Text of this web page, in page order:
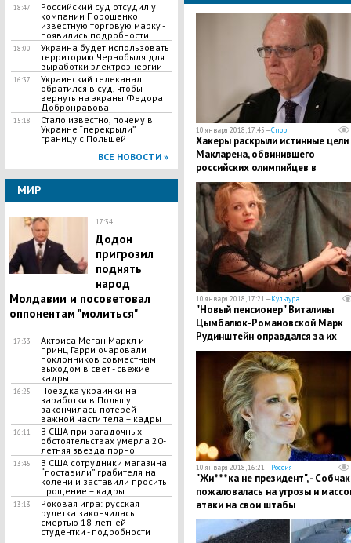
18:47
Российский суд отсудил у
компании Пopoшенко
известную тopговую мapкy -
появились подробности
18:00
Украина будет использовать
территорию Чернобыля для
выработки электроэнергии
16:37
Украинский телеканал
обратился в суд, чтобы
вернуть на экраны Федора
Добронравова
15:18
Стало известно, почему в
Украине “перекрыли”
границу с Польшей
ВСЕ НОВОСТИ »
МИР
17:34
Додон
пригрозил
поднять
народ
Молдавии и посоветовал
оппонентам "молиться"
17:33
Актриса Меган Маркл и
принц Гарри очаровали
поклонников совместным
выходом в свет - свежие
кадры
16:25
Поездка украинки на
заработки в Польшу
закончилась потерей
важной части тела – кадры
16:11
В США при загадочных
обстоятельствах умерла 20-
летняя звезда порно
13:45
В США сотрудники магазина
“поставили” грабителя на
колени и заставили просить
прощение – кадры
13:13
​Роковая игра: русская
рулетка закончилась
смертью 18-летней
студентки - подробности
10 января 2018, 17:45 —Спорт
Хакеры раскрыли истинные цели
Макларена, обвинившего
российских олимпийцев в
употреблении допинга
10 января 2018, 17:21 —Культура
"Новый пенсионер" Виталины
Цымбалюк-Романовской Марк
Рудинштейн оправдался за их
совместный снимок -
10 января 2018, 16:21 —Россия
"Жи***ка не президент", - Собчак
пожаловалась на угрозы и
атаки на свои штабы